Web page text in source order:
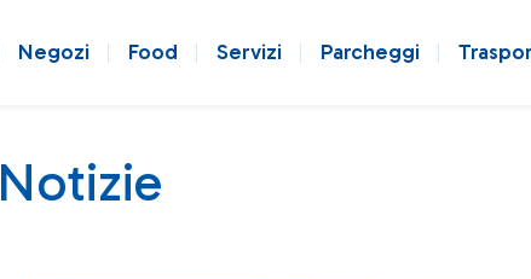
Negozi Food Servizi Parcheggi
Notizie